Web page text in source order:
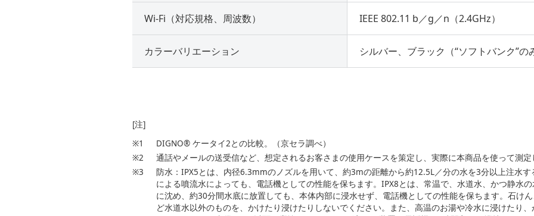
Wi-Fi（対応規格、周波数） IEEE 802.11 b／g／n（2.4GHz）
カラーバリエーション シルバー、ブラック（“ソフトバンク”
[注]
※1
DIGNO® ケータイ2との比較。（京セラ調べ）
※2
通話やメールの送受信など、想定されるお客さまの使用ケースを策定し、実際に本商品を使って測
※3
防水：IPX5とは、内径6.3mmのノズルを用いて、約3mの距離から約12.5L／分の水を3分以上注水
による噴流水によっても、電話機としての性能を保ちます。IPX8とは、常温で、水道水、かつ静水
に沈め、約30分間水底に放置しても、本体内部に浸水せず、電話機としての性能を保ちます。石け
ど水道水以外のものを、かけたり浸けたりしないでください。また、高温のお湯や冷水に浸けたり